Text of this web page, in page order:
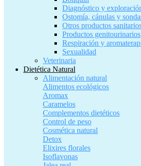
Diagnóstico y
Ostomía, cánulas y
Otros productos
Productos genitourinarios
Respiración y
Sexualidad
Veterinaria
Dietética Natural
Alimentación natural
Alimentos ecológicos
Aromax
Caramelos
Complementos dietéticos
Control de peso
Cosmética natural
Detox
Elixires florales
Isoflavonas